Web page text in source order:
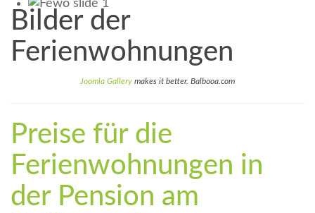
Bilder der
Ferienwohnungen
Joomla Gallery makes it better. Balbooa.com
Preise für die
Ferienwohnungen in
der Pension am